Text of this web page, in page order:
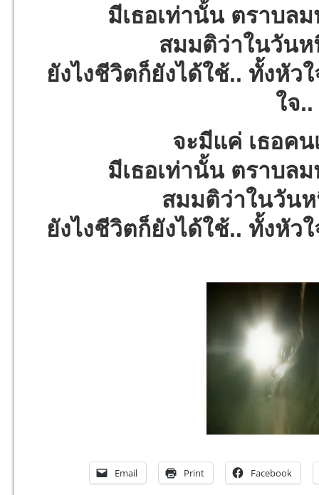
มีเธอเท่านั้น ตราบล
สมมติว่าในวันห
ยังไงชีวิตก็ยังได้ใช้.. ทั้งหัว
ใจ
จะมีแค่ เธอค
มีเธอเท่านั้น ตราบล
สมมติว่าในวันห
ยังไงชีวิตก็ยังได้ใช้.. ทั้งหัว
Email Print Facebook